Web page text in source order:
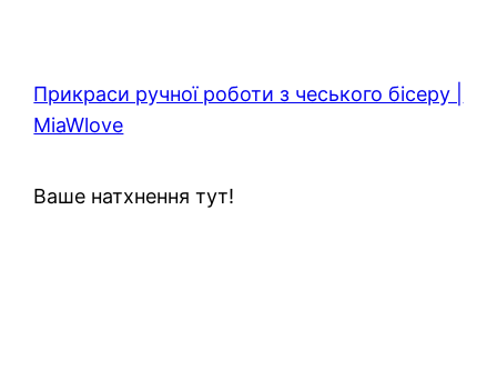
Прикраси ручної роботи з чеського бісеру |
MiaWlove
Ваше натхнення тут!